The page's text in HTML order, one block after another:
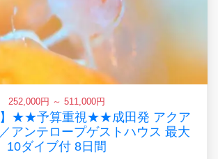
252,000円 ～ 511,000円
】★★予算重視★★成田発 アクア
アンテロープゲストハウス 最大
10ダイブ付 8日間